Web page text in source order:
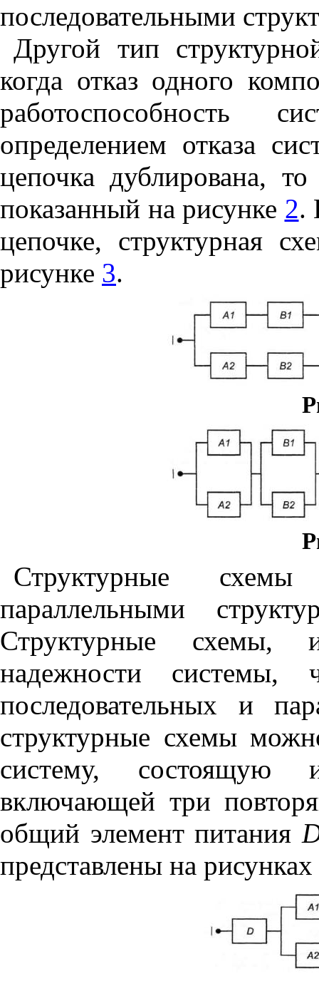
последовательными
Другой тип
когда отказ одного
работоспособность
определением отказа
цепочка дублирована,
показанный на рисунке 2.
цепочке, структурная
рисунке 3.
Структурные
параллельными
Структурные схемы,
надежности системы,
последовательных и
структурные схемы
систему, состоящую
включающей три
общий элемент питания
представлены на